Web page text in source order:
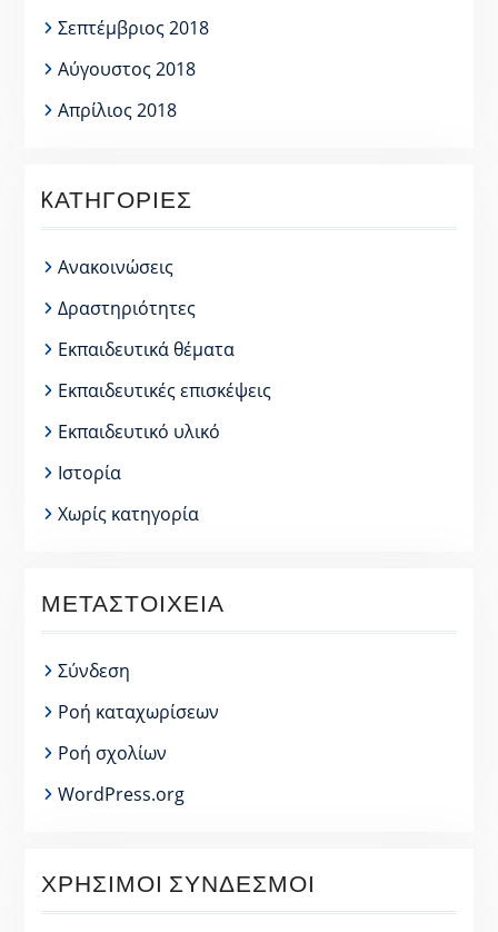
Σεπτέμβριος 2018
Αύγουστος 2018
Απρίλιος 2018
KΑΤΗΓΟΡΊΕΣ
Ανακοινώσεις
Δραστηριότητες
Εκπαιδευτικά θέματα
Εκπαιδευτικές επισκέψεις
Εκπαιδευτικό υλικό
Ιστορία
Χωρίς κατηγορία
ΜΕΤΑΣΤΟΙΧΕΊΑ
Σύνδεση
Ροή καταχωρίσεων
Ροή σχολίων
WordPress.org
ΧΡΉΣΙΜΟΙ ΣΎΝΔΕΣΜΟΙ